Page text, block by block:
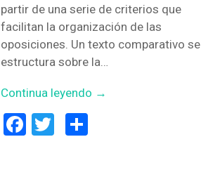
partir de una serie de criterios que
facilitan la organización de las
oposiciones. Un texto comparativo se
estructura sobre la…
Continua leyendo →
Facebook
Twitter